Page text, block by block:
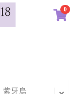
0
×
×